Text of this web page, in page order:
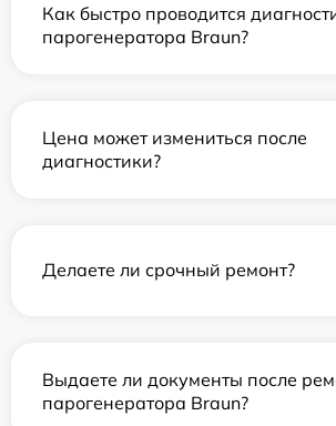
Как быстро проводится
парогенератора Braun?
Цена может измениться после
диагностики?
Делаете ли срочный ремонт?
Выдаете ли документы после
парогенератора Braun?